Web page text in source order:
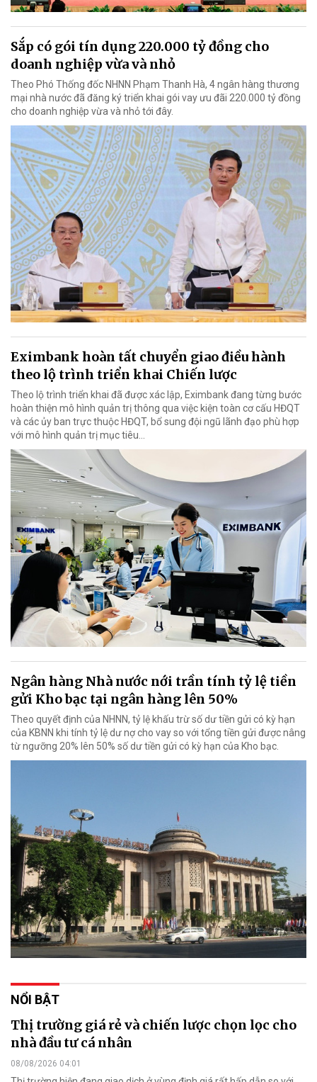
Sắp có gói tín dụng 220.000 tỷ đồng cho
doanh nghiệp vừa và nhỏ
Theo Phó Thống đốc NHNN Phạm Thanh Hà, 4 ngân hàng thương
mại nhà nước đã đăng ký triển khai gói vay ưu đãi 220.000 tỷ đồng
cho doanh nghiệp vừa và nhỏ tới đây.
Eximbank hoàn tất chuyển giao điều hành
theo lộ trình triển khai Chiến lược
Theo lộ trình triển khai đã được xác lập, Eximbank đang từng bước
hoàn thiện mô hình quản trị thông qua việc kiện toàn cơ cấu HĐQT
và các ủy ban trực thuộc HĐQT, bổ sung đội ngũ lãnh đạo phù hợp
với mô hình quản trị mục tiêu...
Ngân hàng Nhà nước nới trần tính tỷ lệ tiền
gửi Kho bạc tại ngân hàng lên 50%
Theo quyết định của NHNN, tỷ lệ khấu trừ số dư tiền gửi có kỳ hạn
của KBNN khi tính tỷ lệ dư nợ cho vay so với tổng tiền gửi được nâng
từ ngưỡng 20% lên 50% số dư tiền gửi có kỳ hạn của Kho bạc.
NỔI BẬT
Thị trường giá rẻ và chiến lược chọn lọc cho
nhà đầu tư cá nhân
08/08/2026 04:01